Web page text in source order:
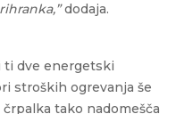
dodaja.
ti dve energetski
stroških ogrevanja še
tako nadomešča